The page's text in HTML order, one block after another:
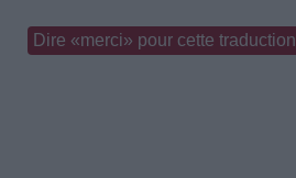
Dire «merci» pour cette traduction